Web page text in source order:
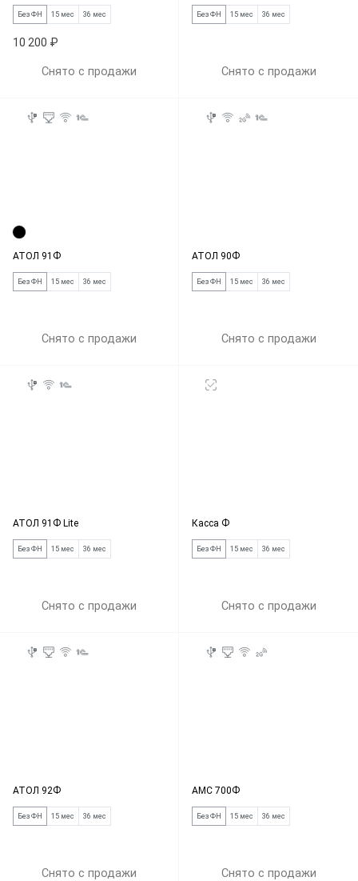
Без ФН 15 мес 36 мес
10 200 ₽
Снято с продажи
Без ФН 15 мес 36 мес
Снято с продажи
АТОЛ 91Ф
Без ФН 15 мес 36 мес
Снято с продажи
АТОЛ 90Ф
Без ФН 15 мес 36 мес
Снято с продажи
АТОЛ 91Ф Lite
Без ФН 15 мес 36 мес
Снято с продажи
Касса Ф
Без ФН 15 мес 36 мес
Снято с продажи
АТОЛ 92Ф
Без ФН 15 мес 36 мес
Снято с продажи
АМС 700Ф
Без ФН 15 мес 36 мес
Снято с продажи